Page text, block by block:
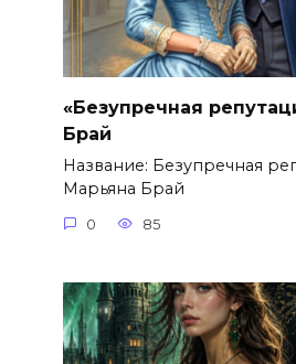
«Безупречная
Брай
Название: Безупречная
Марьяна Брай
0 85